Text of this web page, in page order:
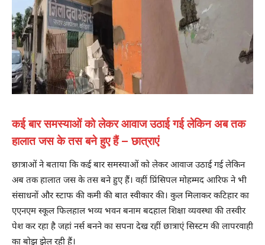
कई बार समस्याओं को लेकर आवाज उठाई गई लेकिन अब तक
हालात जस के तस बने हुए हैं – छात्राएं
छात्राओं ने बताया कि कई बार समस्याओं को लेकर आवाज उठाई गई लेकिन
अब तक हालात जस के तस बने हुए हैं। वहीं प्रिंसिपल मोहम्मद आरिफ ने भी
संसाधनों और स्टाफ की कमी की बात स्वीकार की। कुल मिलाकर कटिहार का
एएनएम स्कूल फिलहाल भव्य भवन बनाम बदहाल शिक्षा व्यवस्था की तस्वीर
पेश कर रहा है जहां नर्स बनने का सपना देख रहीं छात्राएं सिस्टम की लापरवाही
का बोझ झेल रही हैं।